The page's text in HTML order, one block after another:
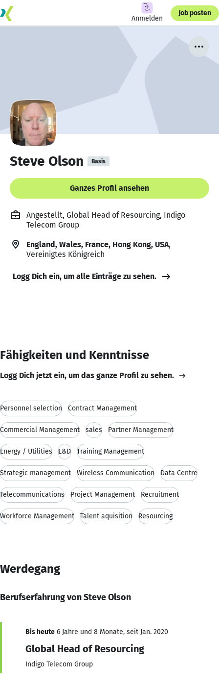
Anmelden
Job posten
Steve Olson Basis
Ganzes Profil ansehen
Angestellt, Global Head of Resourcing, Indigo
Telecom Group
England, Wales, France, Hong Kong, USA,
Vereinigtes Königreich
Logg Dich ein, um alle Einträge zu sehen.
Fähigkeiten und Kenntnisse
Logg Dich jetzt ein, um das ganze Profil zu sehen.
Personnel selection Contract Management
Commercial Management sales Partner Management
Energy / Utilities L&D Training Management
Strategic management Wireless Communication Data Centre
Telecommunications Project Management Recruitment
Workforce Management Talent aquisition Resourcing
Werdegang
Berufserfahrung von Steve Olson
Bis heute 6 Jahre und 8 Monate, seit Jan. 2020
Global Head of Resourcing
Indigo Telecom Group